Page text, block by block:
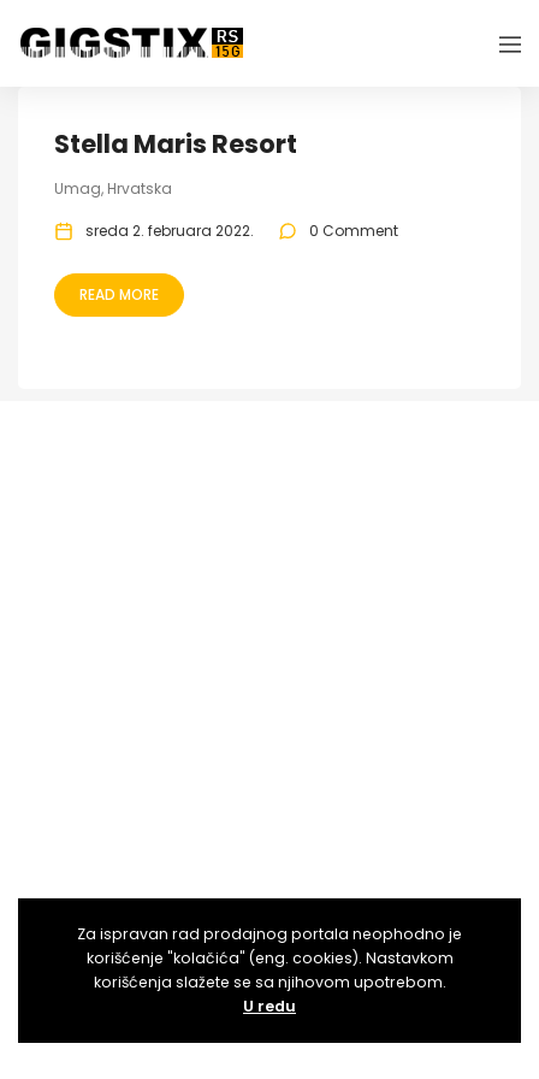
Stella Maris Resort
Umag, Hrvatska
sreda 2. februara 2022. 0 Comment
READ MORE
Za ispravan rad prodajnog portala neophodno je
korišćenje "kolačića" (eng. cookies). Nastavkom
korišćenja slažete se sa njihovom upotrebom.
U redu